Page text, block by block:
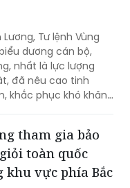
Tư lệnh Vùng
dương cán bộ,
nhất là lực lượng
đã nêu cao tinh
khắc phục khó khăn,
được giao...
tham gia bảo
toàn quốc
khu vực phía Bắc